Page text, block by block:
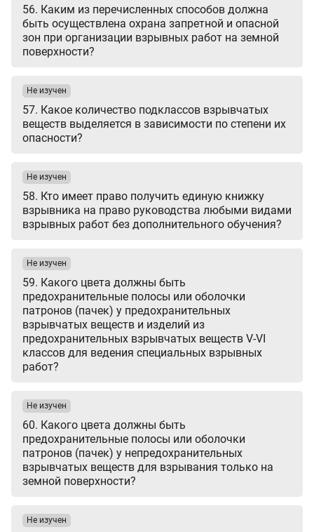
56. Каким из перечисленных способов должна
быть осуществлена охрана запретной и опасной
зон при организации взрывных работ на земной
поверхности?
57. Какое количество подклассов взрывчатых
веществ выделяется в зависимости по степени их
опасности?
Не изучен
58. Кто имеет право получить единую книжку
взрывника на право руководства любыми видами
взрывных работ без дополнительного обучения?
Не изучен
59. Какого цвета должны быть
предохранительные полосы или оболочки
патронов (пачек) у предохранительных
взрывчатых веществ и изделий из
предохранительных взрывчатых веществ V-VI
классов для ведения специальных взрывных
работ?
Не изучен
60. Какого цвета должны быть
предохранительные полосы или оболочки
патронов (пачек) у непредохранительных
взрывчатых веществ для взрывания только на
земной поверхности?
Не изучен
Не изучен